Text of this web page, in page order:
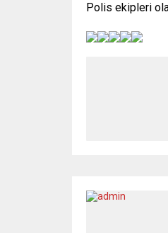
Polis ekipleri